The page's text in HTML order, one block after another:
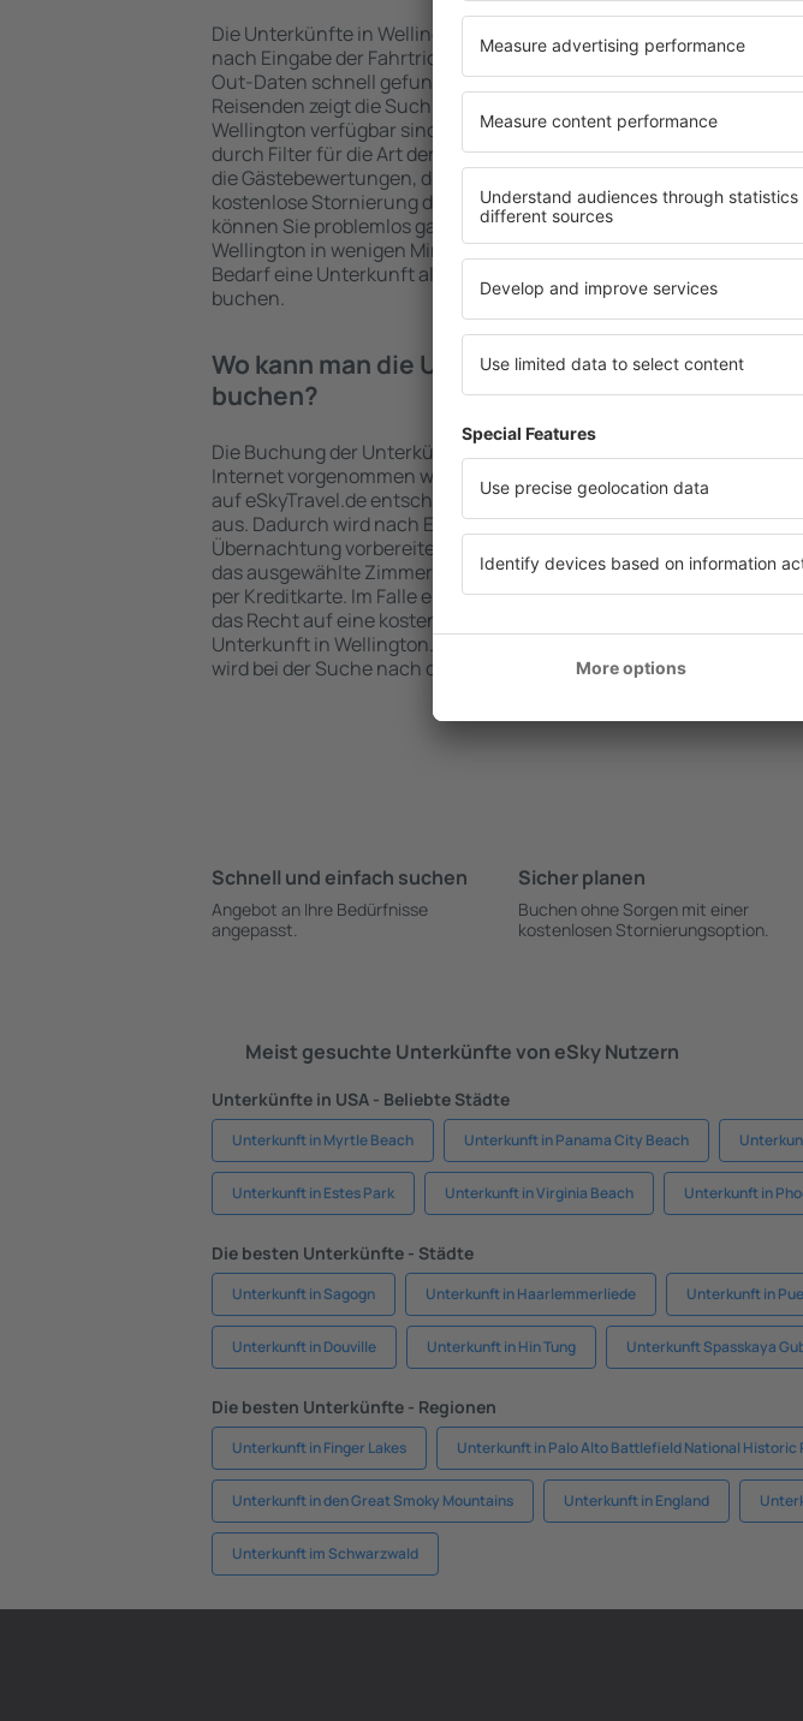
Die Unterkünfte in Wellington werden von der Suchmaschine
nach Eingabe der Fahrtrichtung und der Check-In- und Check-
Out-Daten schnell gefunden. Nach Auswahl der Anzahl der
Reisenden zeigt die Suchmaschine an, welche Unterkünfte in
Wellington verfügbar sind. Die Auswahl der Unterkunft wird
durch Filter für die Art der Einrichtung und die Anzahl der Sterne,
die Gästebewertungen, die Entfernung zum Zentrum und die
kostenlose Stornierung der Buchung erleichtert. Dadurch
können Sie problemlos ganz einfach eine Unterkunft in
Wellington in wenigen Minuten auswählen. Sie können je nach
Bedarf eine Unterkunft alleine oder zusammen mit dem Flug
buchen.
Wo kann man die Unterkünfte in Wellington
buchen?
Die Buchung der Unterkünfte in Wellington kann über das
Internet vorgenommen werden. Wenn Sie sich für eine Buchung
auf eSkyTravel.de entscheiden, wählen Sie nur geprüfte Objekte
aus. Dadurch wird nach Erreichen von Wellington die
Übernachtung vorbereitet, wie zuvor vereinbart. Die Zahlung für
das ausgewählte Zimmer erfolgt über das Zahlungssystem oder
per Kreditkarte. Im Falle eines Rücktritts von der Reise haben Sie
das Recht auf eine kostenlose Stornierung der Buchung von der
Unterkunft in Wellington. Die Frist für die kostenlose Stornierung
wird bei der Suche nach dem Objekt angegeben.
Schnell und einfach suchen
Angebot an Ihre Bedürfnisse
angepasst.
Sicher planen
Buchen ohne Sorgen mit einer
kostenlosen Stornierungsoption.
Meist gesuchte Unterkünfte von eSky Nutzern
Unterkünfte in USA - Beliebte Städte
Unterkunft in Myrtle Beach Unterkunft in Panama City Beach
Unterkunft in Estes Park Unterkunft in Virginia Beach Unterkunft in
Die besten Unterkünfte - Städte
Unterkunft in Sagogn Unterkunft in Haarlemmerliede Unterkunft in
Unterkunft in Douville Unterkunft in Hin Tung Unterkunft Spasskaya
Die besten Unterkünfte - Regionen
Unterkunft in Finger Lakes Unterkunft in Palo Alto Battlefield National Historic
Unterkunft in den Great Smoky Mountains Unterkunft in England
Unterkunft im Schwarzwald